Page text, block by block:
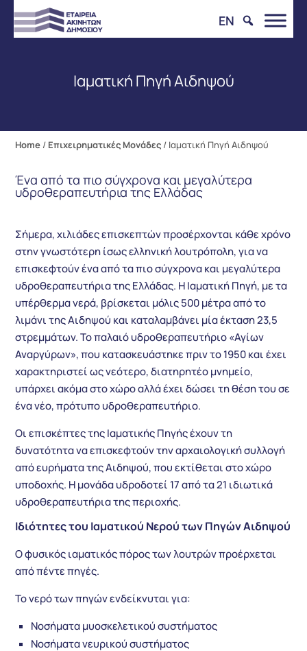
EN
Ιαματική Πηγή Αιδηψού
Home / Επιχειρηματικές Μονάδες / Ιαματική Πηγή Αιδηψού
Ένα από τα πιο σύγχρονα και μεγαλύτερα
υδροθεραπευτήρια της Ελλάδας
Σήμερα, χιλιάδες επισκεπτών προσέρχονται κάθε χρόνο
στην γνωστότερη ίσως ελληνική λουτρόπολη, για να
επισκεφτούν ένα από τα πιο σύγχρονα και μεγαλύτερα
υδροθεραπευτήρια της Ελλάδας. Η Ιαματική Πηγή, με τα
υπέρθερμα νερά, βρίσκεται μόλις 500 μέτρα από το
λιμάνι της Αιδηψού και καταλαμβάνει μία έκταση 23,5
στρεμμάτων. Το παλαιό υδροθεραπευτήριο «Αγίων
Αναργύρων», που κατασκευάστηκε πριν το 1950 και έχει
χαρακτηριστεί ως νεότερο, διατηρητέο μνημείο,
υπάρχει ακόμα στο χώρο αλλά έχει δώσει τη θέση του σε
ένα νέο, πρότυπο υδροθεραπευτήριο.
Οι επισκέπτες της Ιαματικής Πηγής έχουν τη
δυνατότητα να επισκεφτούν την αρχαιολογική συλλογή
από ευρήματα της Αιδηψού, που εκτίθεται στο χώρο
υποδοχής. Η μονάδα υδροδοτεί 17 από τα 21 ιδιωτικά
υδροθεραπευτήρια της περιοχής.
Ιδιότητες του Ιαματικού Νερού των Πηγών Αιδηψού
Ο φυσικός ιαματικός πόρος των λουτρών προέρχεται
από πέντε πηγές.
Το νερό των πηγών ενδείκνυται για:
Νοσήματα μυοσκελετικού συστήματος
Νοσήματα νευρικού συστήματος